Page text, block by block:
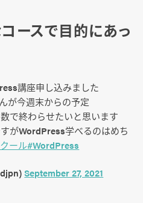
ースで目的にあっ
講座申し込みました
が今週末からの予定
で終わらせたいと思います
がWordPress学べるのはめち
ール#WordPress
September 27, 2021